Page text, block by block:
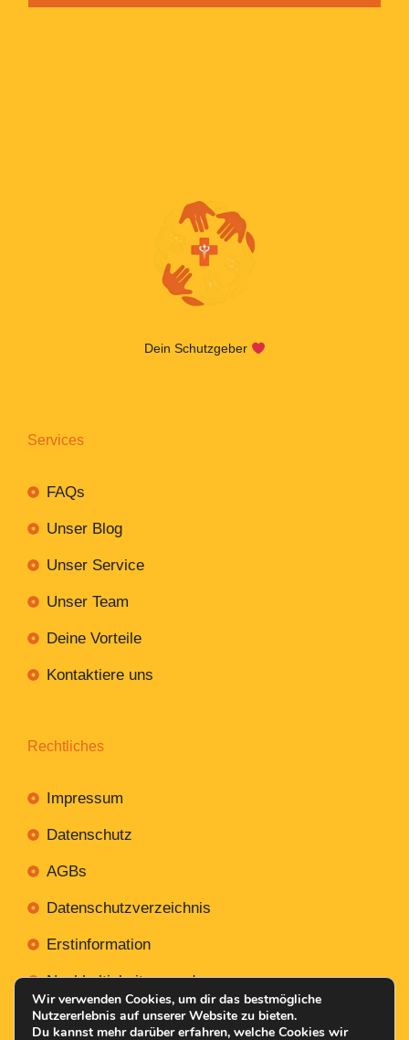
Dein Schutzgeber
Services
FAQs
Unser Blog
Unser Service
Unser Team
Deine Vorteile
Kontaktiere uns
Rechtliches
Impressum
Datenschutz
AGBs
Datenschutzverzeichnis
Erstinformation
Nachhaltigkeitsverordnung
Wir verwenden Cookies, um dir das bestmögliche
Nutzererlebnis auf unserer Website zu bieten.
Du kannst mehr darüber erfahren, welche Cookies wir